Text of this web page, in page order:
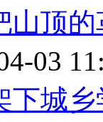
山顶
03
下城